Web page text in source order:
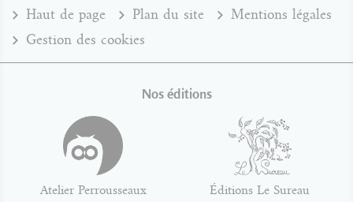
Haut de page Plan du site
Mentions légales
Gestion des cookies
Nos éditions
Atelier Perrousseaux Éditions Le Sureau